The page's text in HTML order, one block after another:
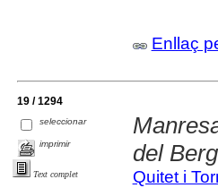
Enllaç
19 / 1294
seleccionar
imprimir
Text complet
del
Quitet i